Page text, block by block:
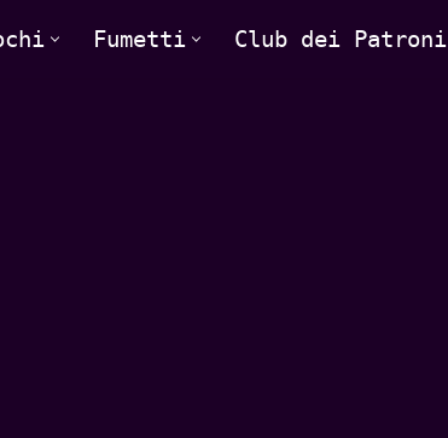
Fumetti Club dei Patroni